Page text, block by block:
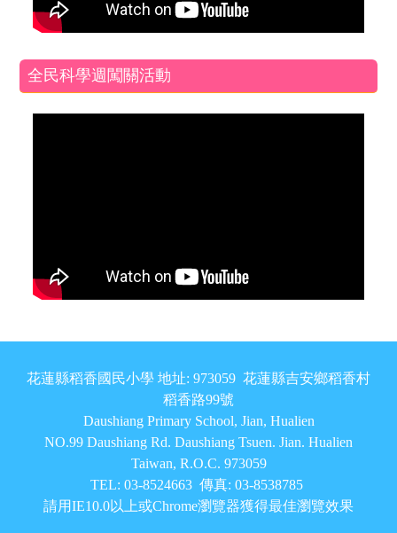
全民科學週闖關活動
頁尾區域內容
花蓮縣稻香國民小學 地址: 973059 花蓮縣吉安鄉稻香村
稻香路99號
Daushiang Primary School, Jian, Hualien
NO.99 Daushiang Rd. Daushiang Tsuen. Jian. Hualien
Taiwan, R.O.C. 973059
TEL: 03-8524663 傳真: 03-8538785
請用IE10.0以上或Chrome瀏覽器獲得最佳瀏覽效果